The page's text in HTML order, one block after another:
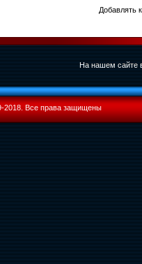
Добавлять
На нашем сайте
2018. Все права защищены